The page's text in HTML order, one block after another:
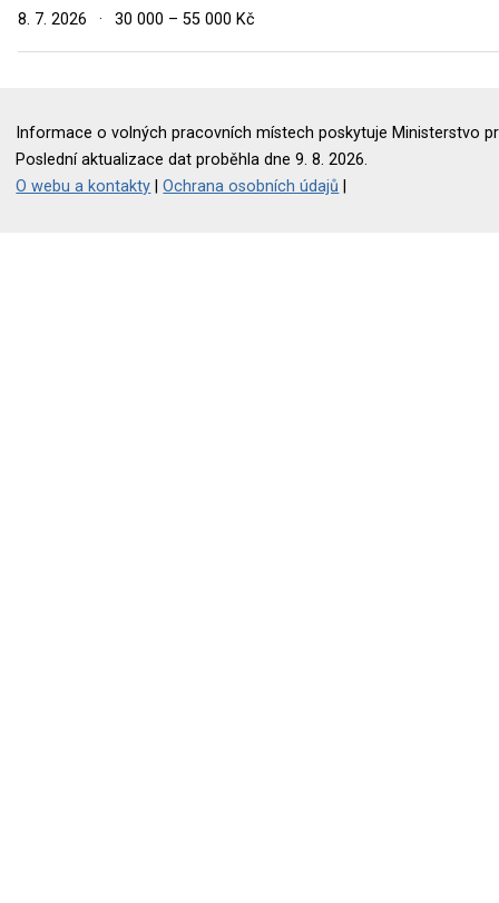
8. 7. 2026
· 30 000 – 55 000 Kč
Informace o volných pracovních místech poskytuje Ministerstvo
Poslední aktualizace dat proběhla dne 9. 8. 2026.
O webu a kontakty |Ochrana osobních údajů